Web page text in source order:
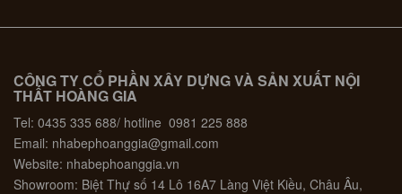
CÔNG TY CỔ PHẦN XÂY DỰNG VÀ SẢN XUẤT NỘI
THẤT HOÀNG GIA
Tel: 0435 335 688/ hotline 0981 225 888
Email: nhabephoanggia@gmail.com
Website: nhabephoanggia.vn
Showroom: Biệt Thự số 14 Lô 16A7 Làng Việt Kiều, Châu Âu,